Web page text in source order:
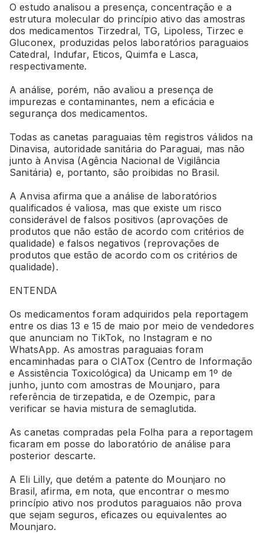
O estudo analisou a presença, concentração e a
estrutura molecular do princípio ativo das amostras
dos medicamentos Tirzedral, TG, Lipoless, Tirzec e
Gluconex, produzidas pelos laboratórios paraguaios
Catedral, Indufar, Eticos, Quimfa e Lasca,
respectivamente.
A análise, porém, não avaliou a presença de
impurezas e contaminantes, nem a eficácia e
segurança dos medicamentos.
Todas as canetas paraguaias têm registros válidos na
Dinavisa, autoridade sanitária do Paraguai, mas não
junto à Anvisa (Agência Nacional de Vigilância
Sanitária) e, portanto, são proibidas no Brasil.
A Anvisa afirma que a análise de laboratórios
qualificados é valiosa, mas que existe um risco
considerável de falsos positivos (aprovações de
produtos que não estão de acordo com critérios de
qualidade) e falsos negativos (reprovações de
produtos que estão de acordo com os critérios de
qualidade).
ENTENDA
Os medicamentos foram adquiridos pela reportagem
entre os dias 13 e 15 de maio por meio de vendedores
que anunciam no TikTok, no Instagram e no
WhatsApp. As amostras paraguaias foram
encaminhadas para o CIATox (Centro de Informação
e Assistência Toxicológica) da Unicamp em 1º de
junho, junto com amostras de Mounjaro, para
referência de tirzepatida, e de Ozempic, para
verificar se havia mistura de semaglutida.
As canetas compradas pela Folha para a reportagem
ficaram em posse do laboratório de análise para
posterior descarte.
A Eli Lilly, que detém a patente do Mounjaro no
Brasil, afirma, em nota, que encontrar o mesmo
princípio ativo nos produtos paraguaios não prova
que sejam seguros, eficazes ou equivalentes ao
Mounjaro.